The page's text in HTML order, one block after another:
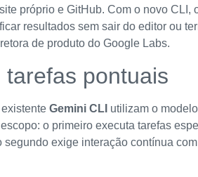
próprio e GitHub. Com o novo CLI,
resultados sem sair do editor ou
de produto do Google Labs.
tarefas pontuais
Gemini CLI utilizam o
o primeiro executa tarefas
segundo exige interação contínua